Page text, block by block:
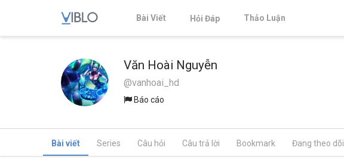
Bài Viết Hỏi Đáp Thảo Luận
Văn Hoài Nguyễn
@vanhoai_hd
Báo cáo
Bài viết Series Câu hỏi Câu trả lời Bookmark Đang theo dõi